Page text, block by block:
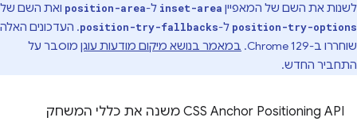
לשנות את השם של המאפיין inset-area ל-position-area ואת השם של
position-try-options ל-position-try-fallbacks. העדכונים האלה
שוחררו ב-Chrome 129.
במאמר בנושא מיקום מודעות עוגן מוסבר על
התחביר החדש.
‫CSS Anchor Positioning API משנה את כללי המשחק